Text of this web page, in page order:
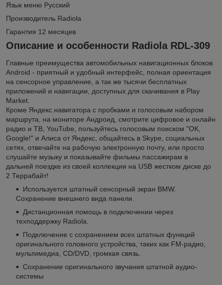
Язык меню Русский
Производитель Radiola
Гарантия 12 месяцев
Описание и особенности Radiola RDL-309
Главные преимущества автомобильных навигационных блоков
Android - приятный и удобный интерфейс, полная ориентация
на сенсорное управление, а так же тысячи бесплатных
приложений и навигации, доступных для скачивания в Play
Market.
Кроме Яндекс.навигатора с пробками и голосовым набором
маршрута, на мониторе Андроид, смотрите цифровое и онлайн
радио и ТВ, YouTube, пользуйтесь голосовым поиском "OK,
Google!" и Алиса от Яндекс, общайтесь в Skype, социальных
сетях, отвечайте на рабочую электронную почту, или просто
слушайте музыку и показывайте фильмы пассажирам в
дальней поездке из своей коллекции на USB жестком диске до
2 Террабайт!
Используется штатный сенсорный экран BMW.
Сохранение внешнего вида панели.
Дистанционная помощь в подключении через
техподдержку Radiola.
Подключение с сохранением всех штатных функций
оригинального головного устройства, таких как FM-радио,
мультимедиа, CD/DVD, громкая связь.
Сохранение оригинального звучания штатной аудио-
системы